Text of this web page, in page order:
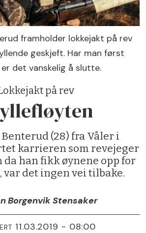
framholder lokkejakt på rev
geskjeft. Har man først
det vanskelig å slutte.
på rev
Benterud (28) fra Våler i
karrieren som revejeger
da han fikk øynene opp for
var det ingen vei tilbake.
Borgenvik Stensaker
11.03.2019 - 08:00